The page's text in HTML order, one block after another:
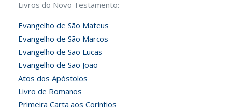
Livros do Novo Testamento:
Evangelho de São Mateus
Evangelho de São Marcos
Evangelho de São Lucas
Evangelho de São João
Atos dos Apóstolos
Livro de Romanos
Primeira Carta aos Coríntios